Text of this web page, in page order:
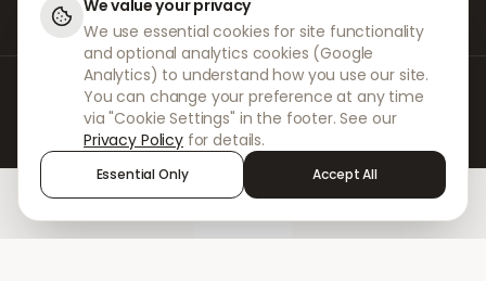
DokterNow tekee yhteistyötä rekisteröityjen lääkäreiden, apteekkien ja
kokeneiden lääketieteen ammattilaisten kanssa varmistaakseen, että
reseptisi käsitellään turvallisesti ja äärimmäisellä huolellisuudella.
Rekisteröidyt riippumattomat reseptinkirjoittajamme vastaavat kaikista
konsultaatioista ja lääkemääräyksistä. Kumppaniapteekkimme
huolehtivat lääkkeiden toimittamisesta ja postituksesta.
We value your privacy
We use essential cookies for site functionality
and optional analytics cookies (Google
Analytics) to understand how you use our site.
You can change your preference at any time
via "Cookie Settings" in the footer. See our
Privacy Policy for details.
Essential Only Accept All
Sign in